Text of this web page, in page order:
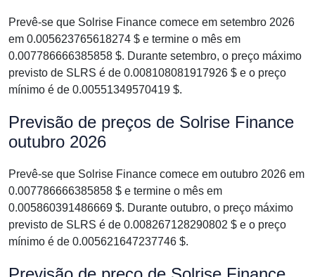
Prevê-se que Solrise Finance comece em setembro 2026
em 0.005623765618274 $ e termine o mês em
0.007786666385858 $. Durante setembro, o preço máximo
previsto de SLRS é de 0.008108081917926 $ e o preço
mínimo é de 0.00551349570419 $.
Previsão de preços de Solrise Finance
outubro 2026
Prevê-se que Solrise Finance comece em outubro 2026 em
0.007786666385858 $ e termine o mês em
0.005860391486669 $. Durante outubro, o preço máximo
previsto de SLRS é de 0.008267128290802 $ e o preço
mínimo é de 0.005621647237746 $.